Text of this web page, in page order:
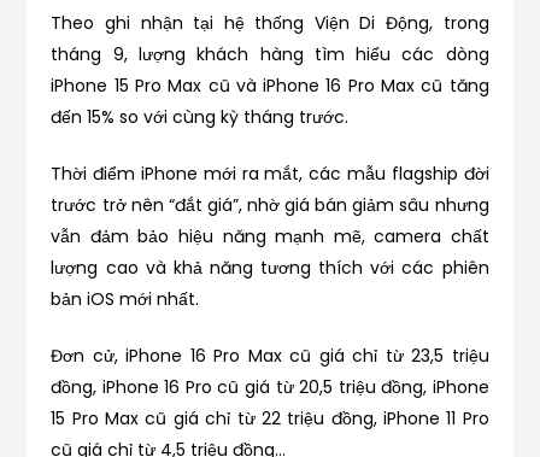
Theo ghi nhận tại hệ thống Viện Di Động, trong
tháng 9, lượng khách hàng tìm hiểu các dòng
iPhone 15 Pro Max cũ và iPhone 16 Pro Max cũ tăng
đến 15% so với cùng kỳ tháng trước.
Thời điểm iPhone mới ra mắt, các mẫu flagship đời
trước trở nên “đắt giá”, nhờ giá bán giảm sâu nhưng
vẫn đảm bảo hiệu năng mạnh mẽ, camera chất
lượng cao và khả năng tương thích với các phiên
bản iOS mới nhất.
Đơn cử, iPhone 16 Pro Max cũ giá chỉ từ 23,5 triệu
đồng, iPhone 16 Pro cũ giá từ 20,5 triệu đồng, iPhone
15 Pro Max cũ giá chỉ từ 22 triệu đồng, iPhone 11 Pro
cũ giá chỉ từ 4,5 triệu đồng…